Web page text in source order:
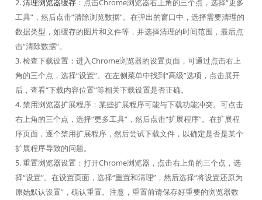
2.清理浏览器缓存：点击Chrome浏览器右上角的三个点，选择“更多
工具”，然后点击“清除浏览数据”。在弹出的窗口中，选择需要清理的
数据类型，如缓存的图片和文件等，并选择清理的时间范围，最后点
击“清除数据”。
3. 检查下载设置：进入Chrome浏览器的设置页面，可通过点击右上
角的三个点，选择“设置”。在左侧菜单中找到“高级”选项，点击展开
后，查看“下载内容位置”等相关下载设置是否正确。
4. 禁用浏览器扩展程序：某些扩展程序可能与下载功能冲突。可点击
右上角的三个点，选择“更多工具”，然后点击“扩展程序”。在扩展程
序页面，逐个禁用扩展程序，然后尝试下载文件，以确定是否是某个
扩展程序导致的问题。
5. 重置浏览器设置：打开Chrome浏览器，点击右上角的三个点，选
择“设置”。在设置页面，选择“重置和清理”，然后选择“将设置还原为
原始默认设置”，确认重置。注意，重置前请保存好重要的浏览器数